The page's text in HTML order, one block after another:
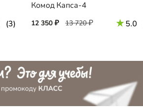
(3)
Комод Капса-4
12 350 13 720 5.0